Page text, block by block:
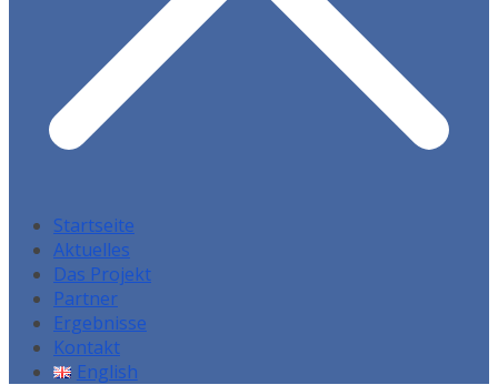
Startseite
Aktuelles
Das Projekt
Partner
Ergebnisse
Kontakt
English